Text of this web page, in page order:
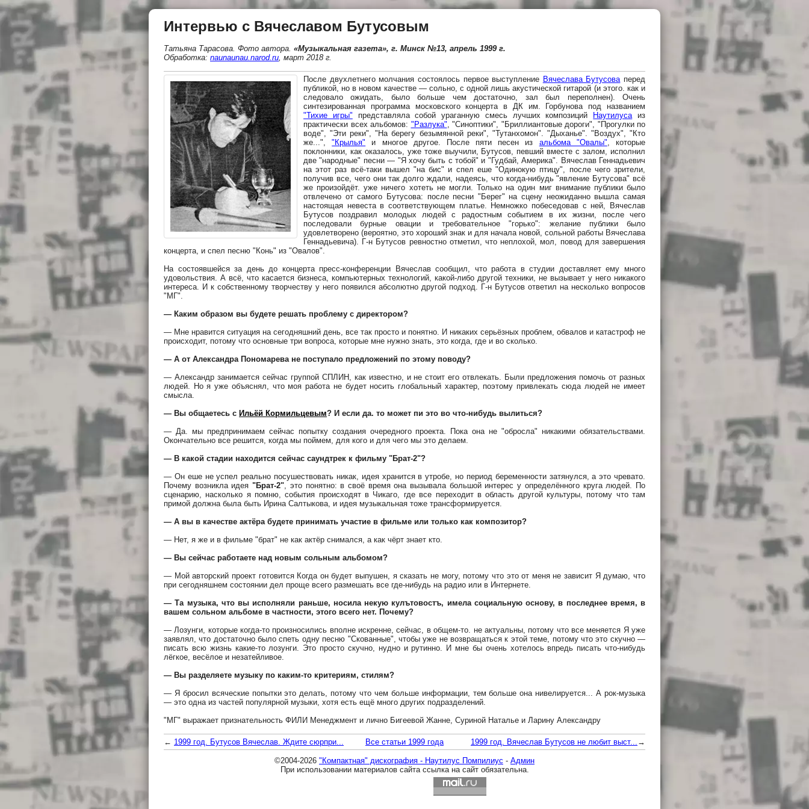
Интервью с Вячеславом Бутусовым
Татьяна Тарасова. Фото автора. «Музыкальная газета», г. Минск №13, апрель 1999 г.
Обработка: naunaunau.narod.ru, март 2018 г.
После двухлетнего молчания состоялось первое выступление Вячеслава Бутусоваперед
публикой, но в новом качестве — сольно, с одной лишь акустической гитарой (и этого. как и
следовало ожидать, было больше чем достаточно, зал был переполнен). Очень
синтезированная программа московского концерта в ДК им. Горбунова под названием
"Тихие игры" представляла собой ураганную смесь лучших композиций Наутилусаиз
практически всех альбомов: "Разлука", "Синоптики", "Бриллиантовые дороги", "Прогулки по
воде", "Эти реки", "На берегу безымянной реки", "Тутанхомон". "Дыханье". "Воздух", "Кто
же...","Крылья" и многое другое. После пяти песен из альбома "Овалы", которые
поклонники, как оказалось, уже тоже выучили, Бутусов, певший вместе с залом, исполнил
две "народные" песни — "Я хочу быть с тобой" и "Гудбай, Америка". Вячеслав Геннадьевич
на этот раз всё-таки вышел "на бис" и спел еше "Одинокую птицу", после чего зрители,
получив все, чего они так долго ждали, надеясь, что когда-нибудь "явление Бутусова" всё
же произойдёт. уже ничего хотеть не могли. Только на один миг внимание публики было
отвлечено от самого Бутусова: после песни "Берег" на сцену неожиданно вышла самая
настоящая невеста в соответствующем платье. Немножко побеседовав с ней, Вячеслав
Бутусов поздравил молодых людей с радостным событием в их жизни, после чего
последовали бурные овации и требовательное "горько": желание публики было
удовлетворено (вероятно, это хороший знак и для начала новой, сольной работы Вячеслава
Геннадьевича). Г-н Бутусов ревностно отметил, что неплохой, мол, повод для завершения
концерта, и спел песню "Конь" из "Овалов".
На состоявшейся за день до концерта пресс-конференции Вячеслав сообщил, что работа в студии доставляет ему много
удовольствия. А всё, что касается бизнеса, компьютерных технологий, какой-либо другой техники, не вызывает у него никакого
интереса. И к собственному творчеству у него появился абсолютно другой подход. Г-н Бутусов ответил на несколько вопросов
"МГ".
— Каким образом вы будете решать проблему с директором?
— Мне нравится ситуация на сегодняшний день, все так просто и понятно. И никаких серьёзных проблем, обвалов и катастроф не
происходит, потому что основные три вопроса, которые мне нужно знать, это когда, где и во сколько.
— А от Александра Пономарева не поступало предложений по этому поводу?
— Александр занимается сейчас группой СПЛИН, как известно, и не стоит его отвлекать. Были предложения помочь от разных
людей. Но я уже объяснял, что моя работа не будет носить глобальный характер, поэтому привлекать сюда людей не имеет
смысла.
— Вы общаетесь с Ильёй Кормильцевым? И если да. то может пи это во что-нибудь вылиться?
— Да. мы предпринимаем сейчас попытку создания очередного проекта. Пока она не "обросла" никакими обязательствами.
Окончательно все решится, когда мы поймем, для кого и для чего мы это делаем.
— В какой стадии находится сейчас саундтрек к фильму "Брат-2"?
— Он еше не успел реально посушествовать никак, идея хранится в утробе, но период беременности затянулся, а это чревато.
Почему возникла идея"Брат-2", это понятно: в своё время она вызывала большой интерес у определённого круга людей. По
сценарию, насколько я помню, события происходят в Чикаго, где все переходит в область другой культуры, потому что там
примой должна была быть Ирина Салтыкова, и идея музыкальная тоже трансформируется.
— А вы в качестве актёра будете принимать участие в фильме или только как композитор?
— Нет, я же и в фильме "брат" не как актёр снимался, а как чёрт знает кто.
— Вы сейчас работаете над новым сольным альбомом?
— Мой авторский проект готовится Когда он будет выпушен, я сказать не могу, потому что это от меня не зависит Я думаю, что
при сегодняшнем состоянии дел проще всего размешать все где-нибудь на радио или в Интернете.
— Та музыка, что вы исполняли раньше, носила некую кулътовостъ, имела социальную основу, в последнее время, в
вашем сольном альбоме в частности, этого всего нет. Почему?
— Лозунги, которые когда-то произносились вполне искренне, сейчас, в общем-то. не актуальны, потому что все меняется Я уже
заявлял, что достаточно было спеть одну песню "Скованные", чтобы уже не возвращаться к этой теме, потому что это скучно —
писать всю жизнь какие-то лозунги. Это просто скучно, нудно и рутинно. И мне бы очень хотелось впредь писать что-нибудь
лёгкое, весёлое и незатейливое.
— Вы разделяете музыку по каким-то критериям, стилям?
— Я бросил всяческие попытки это делать, потому что чем больше информации, тем больше она нивелируется... А рок-музыка
— это одна из частей популярной музыки, хотя есть ещё много других подразделений.
"МГ" выражает признательность ФИЛИ Менеджмент и лично Бигеевой Жанне, Суриной Наталье и Ларину Александру
← 1999 год. Бутусов Вячеслав. Ждите сюрпри... Все статьи 1999 года 1999 год. Вячеслав Бутусов не любит выст... →
©2004-2026 "Компактная" дискография - Наутилус Помпилиус - Админ
При использовании материалов сайта ссылка на сайт обязательна.